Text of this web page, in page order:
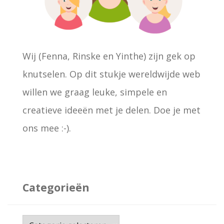
Wij (Fenna, Rinske en Yinthe) zijn gek op
knutselen. Op dit stukje wereldwijde web
willen we graag leuke, simpele en
creatieve ideeën met je delen. Doe je met
ons mee :-).
Categorieën